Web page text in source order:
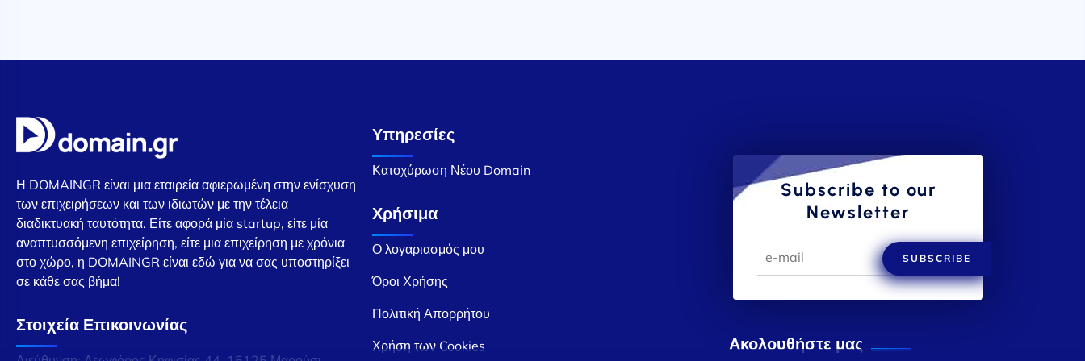
Η DOMAINGR είναι μια εταιρεία αφιερωμένη στην ενίσχυση
των επιχειρήσεων και των ιδιωτών με την τέλεια
διαδικτυακή ταυτότητα. Είτε αφορά μία startup, είτε μία
αναπτυσσόμενη επιχείρηση, είτε μια επιχείρηση με χρόνια
στο χώρο, η DOMAINGR είναι εδώ για να σας υποστηρίξει
σε κάθε σας βήμα!
Στοιχεία Επικοινωνίας
Υπηρεσίες
Κατοχύρωση Νέου Domain
Χρήσιμα
Ο λογαριασμός μου
Όροι Χρήσης
Πολιτική Απορρήτου
Χρήση των Cookies
Subscribe to our
Newsletter
SUBSCRIBE
Ακολουθήστε μας